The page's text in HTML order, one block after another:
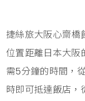
捷絲旅大阪心齋橋
位置距離日本大
需5分鐘的時間，
時即可抵達飯店，